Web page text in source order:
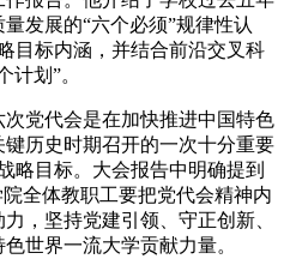
发展的“六个必须”规律性认
目标内涵，并结合前沿交叉科
计划”。
党代会是在加快推进中国特色
历史时期召开的一次十分重要
略目标。大会报告中明确提到
全体教职工要把党代会精神内
，坚持党建引领、守正创新、
世界一流大学贡献力量。